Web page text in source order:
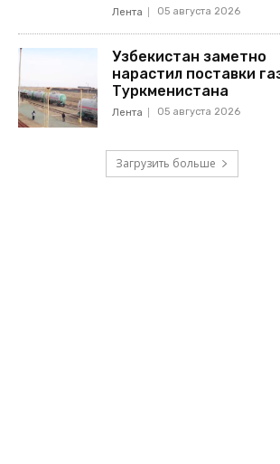
Лента 05 августа 2026
Узбекистан заметно
нарастил поставки
Туркменистана
Лента 05 августа 2026
Загрузить больше